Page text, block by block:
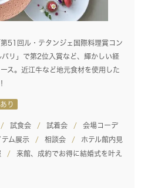
51回ル・テタンジェ国際料理賞コン
リ」で第2位入賞など、輝かしい経
ス。近江牛など地元食材を使用した
り
試食会 試着会
会場コーデ
ム展示 相談会
ホテル館内見
来館、成約でお得に結婚式を叶え